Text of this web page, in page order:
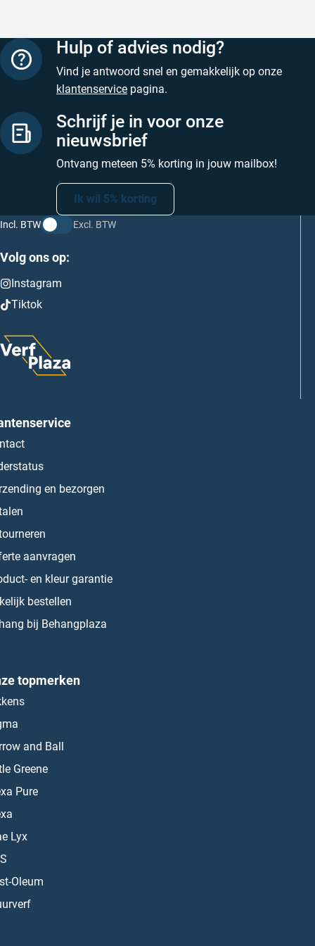
Hulp of advies nodig?
Vind je antwoord snel en gemakkelijk op onze
klantenservice pagina.
Schrijf je in voor onze
nieuwsbrief
Ontvang meteen 5% korting in jouw mailbox!
Ik wil 5% korting
Incl. BTW Excl. BTW
Volg ons op:
Instagram
Tiktok
en bezorgen
aanvragen
en kleur garantie
bestellen
bij Behangplaza
topmerken
and Ball
Greene
Pure
Lyx
Oleum